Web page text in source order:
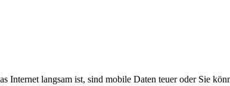
langsam ist, sind mobile Daten teuer oder Sie